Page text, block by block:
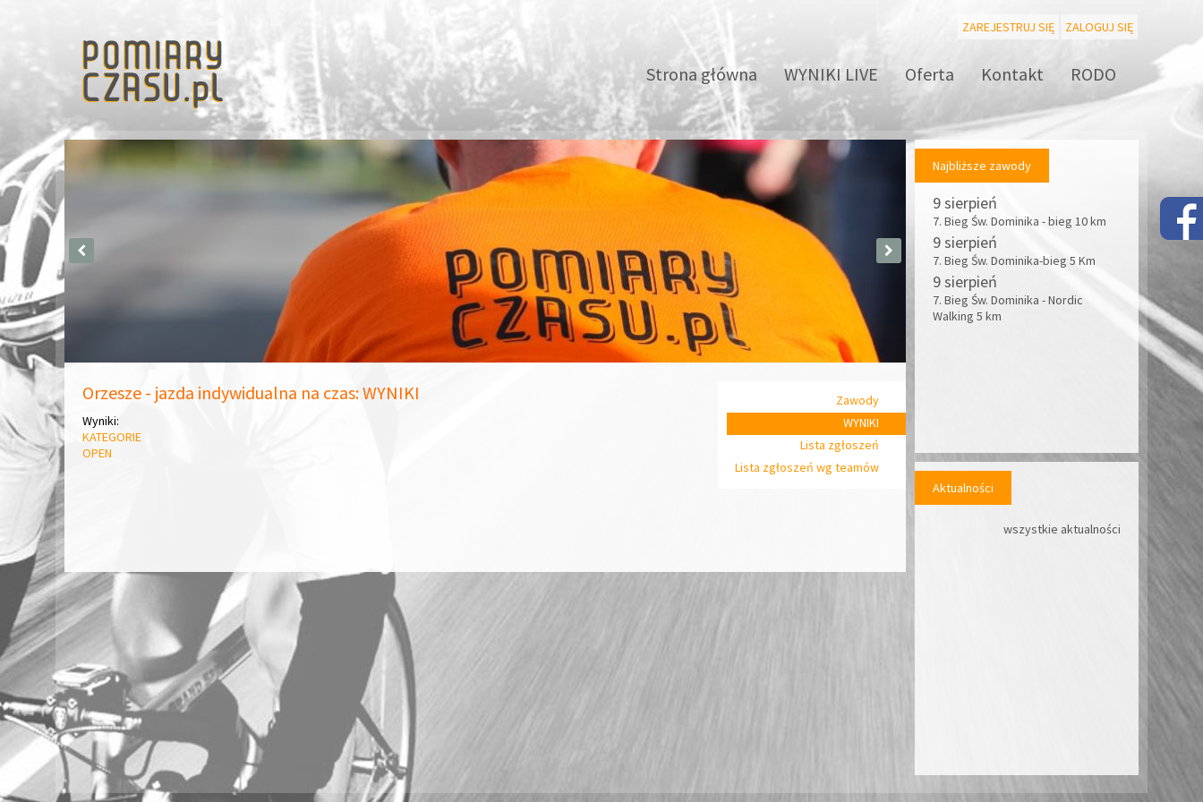
ZAREJESTRUJ SIĘ ZALOGUJ SIĘ
Strona główna WYNIKI LIVE Oferta Kontakt RODO
Najbliższe zawody
9 sierpień
7. Bieg Św. Dominika - bieg 10 km
9 sierpień
7. Bieg Św. Dominika-bieg 5 Km
9 sierpień
7. Bieg Św. Dominika - Nordic
Walking 5 km
Aktualności
wszystkie aktualności
Zawody
WYNIKI
Lista zgłoszeń
Lista zgłoszeń wg teamów
Orzesze - jazda indywidualna na czas: WYNIKI
Wyniki:
KATEGORIE
OPEN